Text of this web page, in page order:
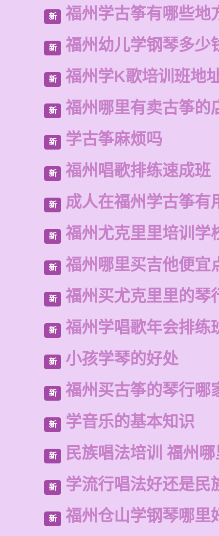
新 福州学古筝有哪些地
新 福州幼儿学钢琴多少
新 福州学K歌培训班地
新 福州哪里有卖古筝的
新 学古筝麻烦吗
新 福州唱歌排练速成班
新 成人在福州学古筝有
新 福州尤克里里培训学
新 福州哪里买吉他便宜
新 福州买尤克里里的琴
新 福州学唱歌年会排练
新 小孩学琴的好处
新 福州买古筝的琴行哪
新 学音乐的基本知识
新 民族唱法培训 福州
新 学流行唱法好还是民
新 福州仓山学钢琴哪里